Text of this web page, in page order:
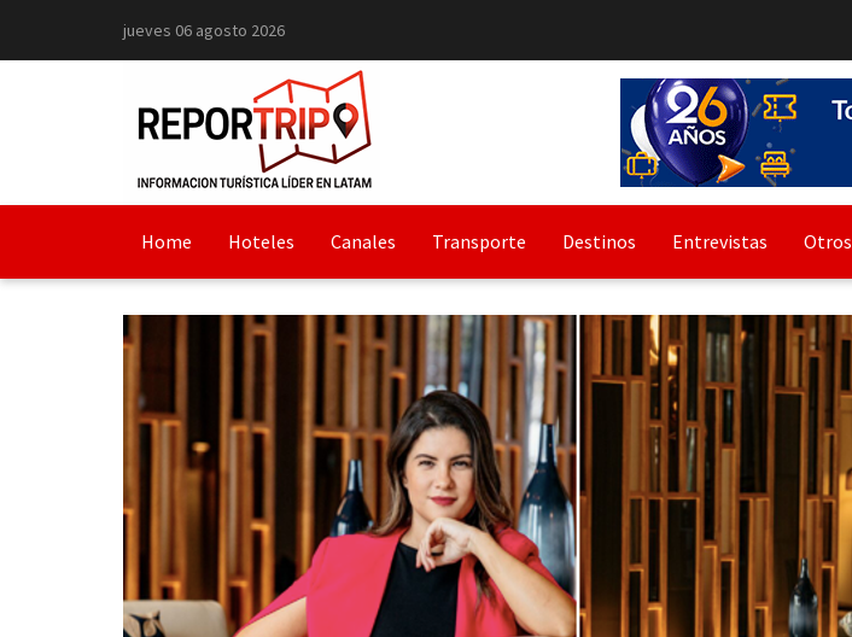
jueves 06 agosto 2026
Home Hoteles Canales Transporte Destinos Entrevistas Otros